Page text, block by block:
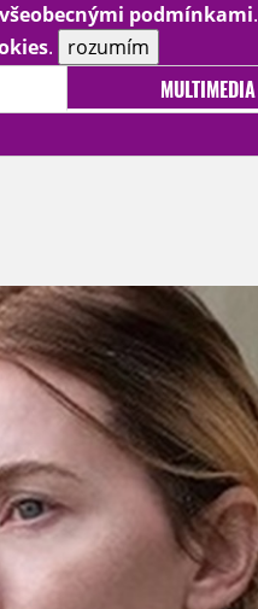
všeobecnými podmínkami.
. rozumím
MULTIMEDIA